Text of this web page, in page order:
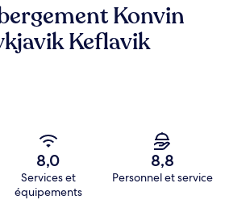
Konvin
Keflavik
8,0
Services et
équipements
8,8
Personnel et service